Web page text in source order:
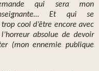
qui sera mon
Et qui se
cool d’être encore avec
absolue de devoir
(mon ennemie publique